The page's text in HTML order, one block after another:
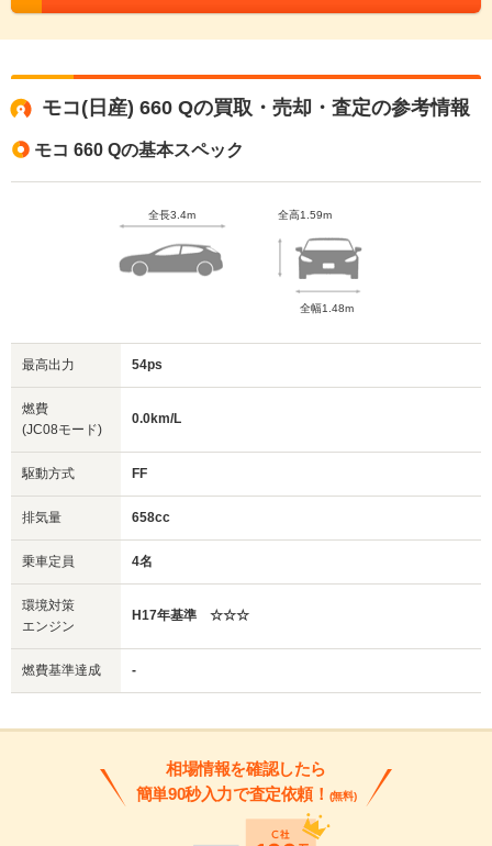
モコ(日産) 660 Qの買取・売却・査定の参考情報
モコ 660 Qの基本スペック
全長3.4m 全高1.59m
全幅1.48m
最高出力 54ps
燃費
(JC08モード)
0.0km/L
駆動方式 FF
排気量 658cc
乗車定員 4名
環境対策
エンジン
H17年基準 ☆☆☆
燃費基準達成 -
相場情報を確認したら
簡単90秒入力で査定依頼！ (無料)